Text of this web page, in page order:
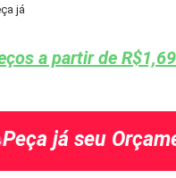
já
a partir de
Peça já seu